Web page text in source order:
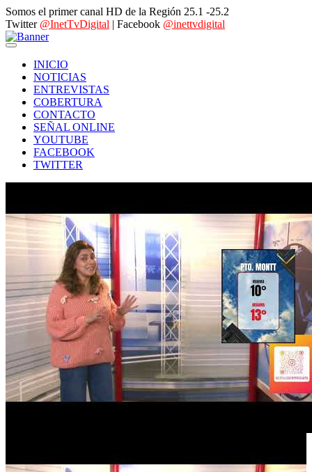
Somos el primer canal HD de la Región 25.1 -25.2
Twitter @InetTvDigital | Facebook @inettvdigital
INICIO
NOTICIAS
ENTREVISTAS
COBERTURA
CONTACTO
SEÑAL ONLINE
YOUTUBE
FACEBOOK
TWITTER